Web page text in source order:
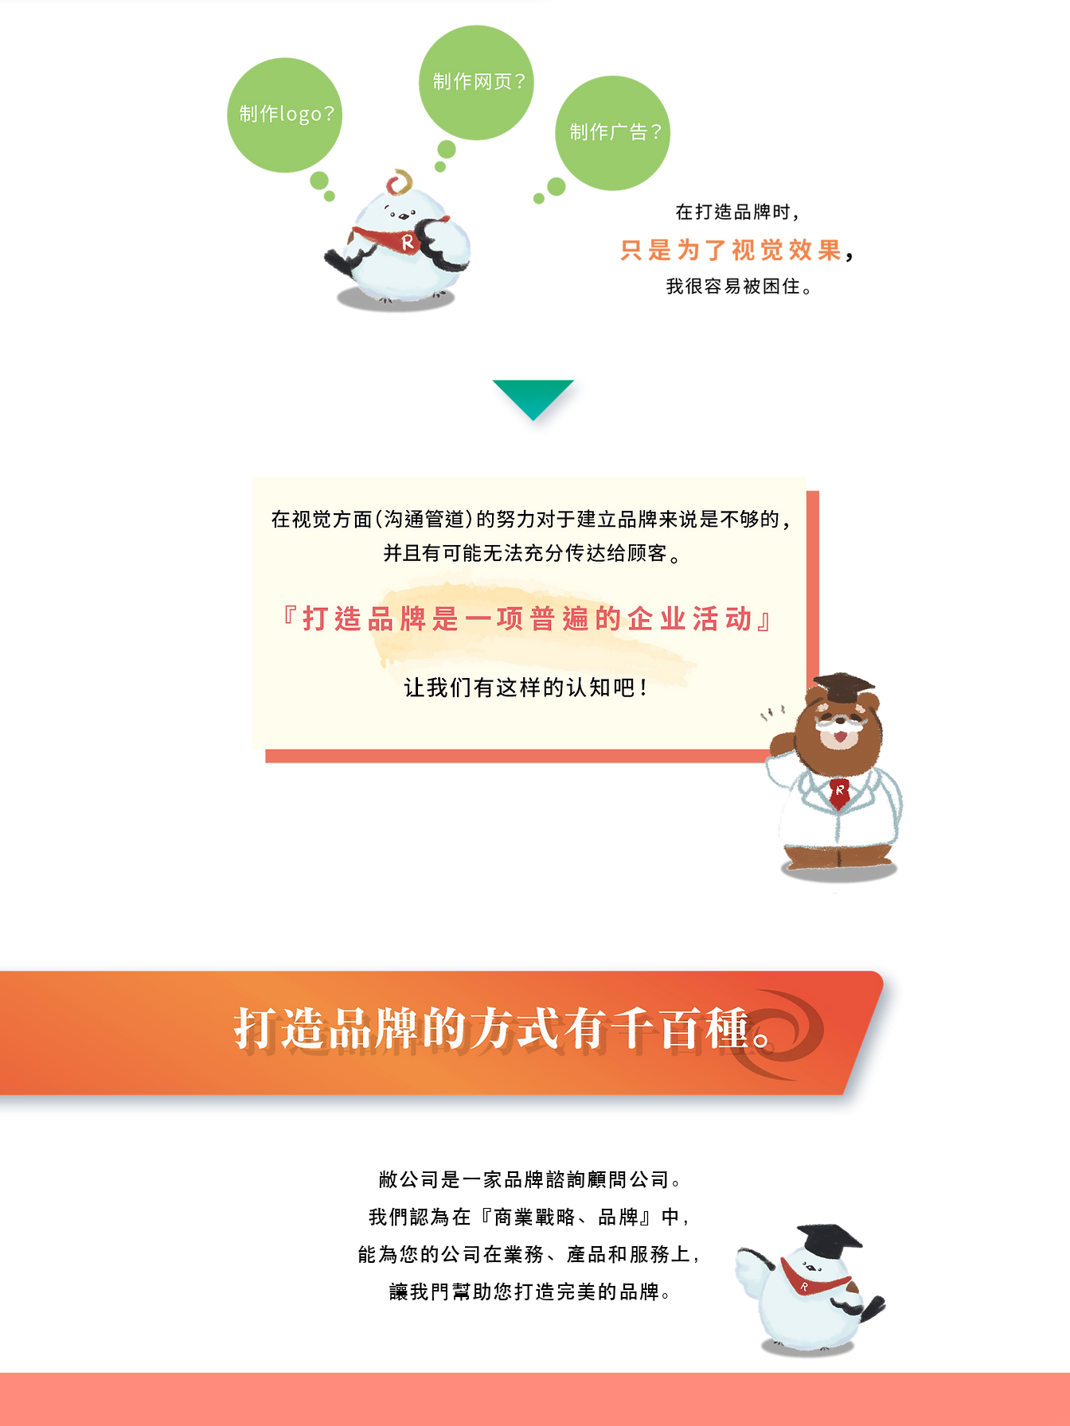
敝公司是一家品牌諮詢顧問公司。
我們認為在『商業戰略、品牌』中，
能為您的公司在業務、產品和服務上，
讓我門幫助您打造完美的品牌。